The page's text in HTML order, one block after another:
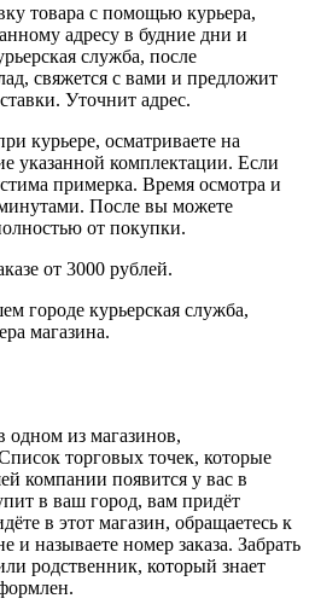
товара с помощью курьера,
адресу в будние дни и
служба, после
свяжется с вами и предложит
Уточнит адрес.
курьере, осматриваете на
указанной комплектации. Если
примерка. Время осмотра и
После вы можете
от покупки.
от 3000 рублей.
городе курьерская служба,
магазина.
одном из магазинов,
торговых точек, которые
компании появится у вас в
в ваш город, вам придёт
в этот магазин, обращаетесь к
и называете номер заказа. Забрать
родственник, который знает